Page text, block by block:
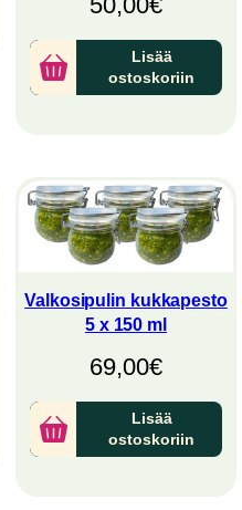
Lisää
ostoskoriin
Valkosipulin kukkapesto
5 x 150 ml
69,00€
Lisää
ostoskoriin